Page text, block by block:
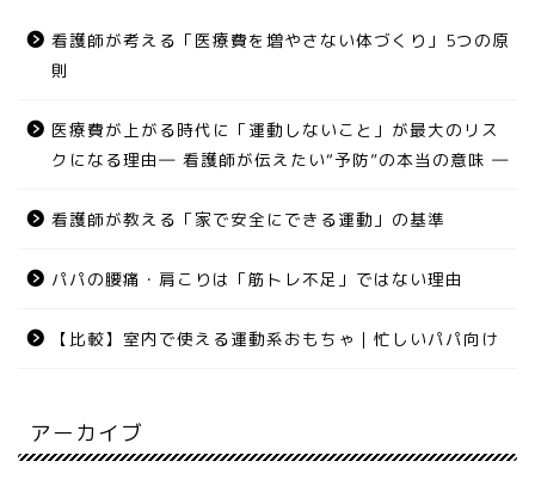
看護師が考える「医療費を増やさない体づくり」5つの原
則
医療費が上がる時代に「運動しないこと」が最大のリス
クになる理由― 看護師が伝えたい“予防”の本当の意味 ―
看護師が教える「家で安全にできる運動」の基準
パパの腰痛・肩こりは「筋トレ不足」ではない理由
【比較】室内で使える運動系おもちゃ｜忙しいパパ向け
アーカイブ